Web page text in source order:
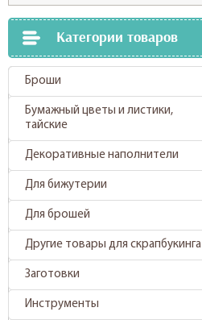
Категории товаров
Броши
Бумажный цветы и листики,
тайские
Декоративные наполнители
Для бижутерии
Для брошей
Другие товары для скрапбукинга
Заготовки
Инструменты